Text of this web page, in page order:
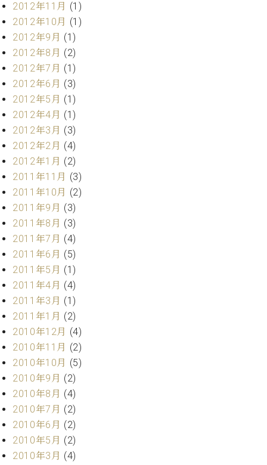
2012年11月 (1)
2012年10月 (1)
2012年9月 (1)
2012年8月 (2)
2012年7月 (1)
2012年6月 (3)
2012年5月 (1)
2012年4月 (1)
2012年3月 (3)
2012年2月 (4)
2012年1月 (2)
2011年11月 (3)
2011年10月 (2)
2011年9月 (3)
2011年8月 (3)
2011年7月 (4)
2011年6月 (5)
2011年5月 (1)
2011年4月 (4)
2011年3月 (1)
2011年1月 (2)
2010年12月 (4)
2010年11月 (2)
2010年10月 (5)
2010年9月 (2)
2010年8月 (4)
2010年7月 (2)
2010年6月 (2)
2010年5月 (2)
2010年3月 (4)